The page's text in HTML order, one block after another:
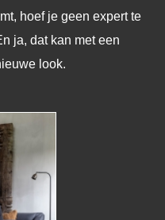
hoef je geen expert te
ja, dat kan met een
look.